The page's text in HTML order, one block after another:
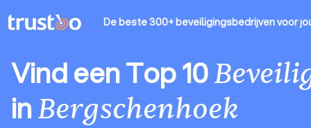
De beste 300+ beveiligingsbedrijvenvoor
Vind een Top 10
inBergschenhoek